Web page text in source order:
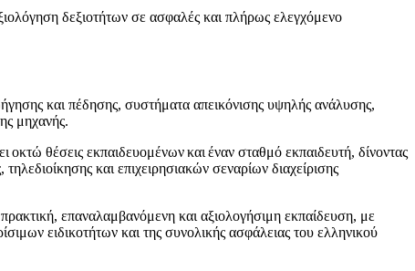
δεξιοτήτων σε ασφαλές και πλήρως ελεγχόμενο
και πέδησης, συστήματα απεικόνισης υψηλής ανάλυσης,
μηχανής.
οκτώ θέσεις εκπαιδευομένων και έναν σταθμό εκπαιδευτή, δίνοντας
και επιχειρησιακών σεναρίων διαχείρισης
επαναλαμβανόμενη και αξιολογήσιμη εκπαίδευση, με
ειδικοτήτων και της συνολικής ασφάλειας του ελληνικού